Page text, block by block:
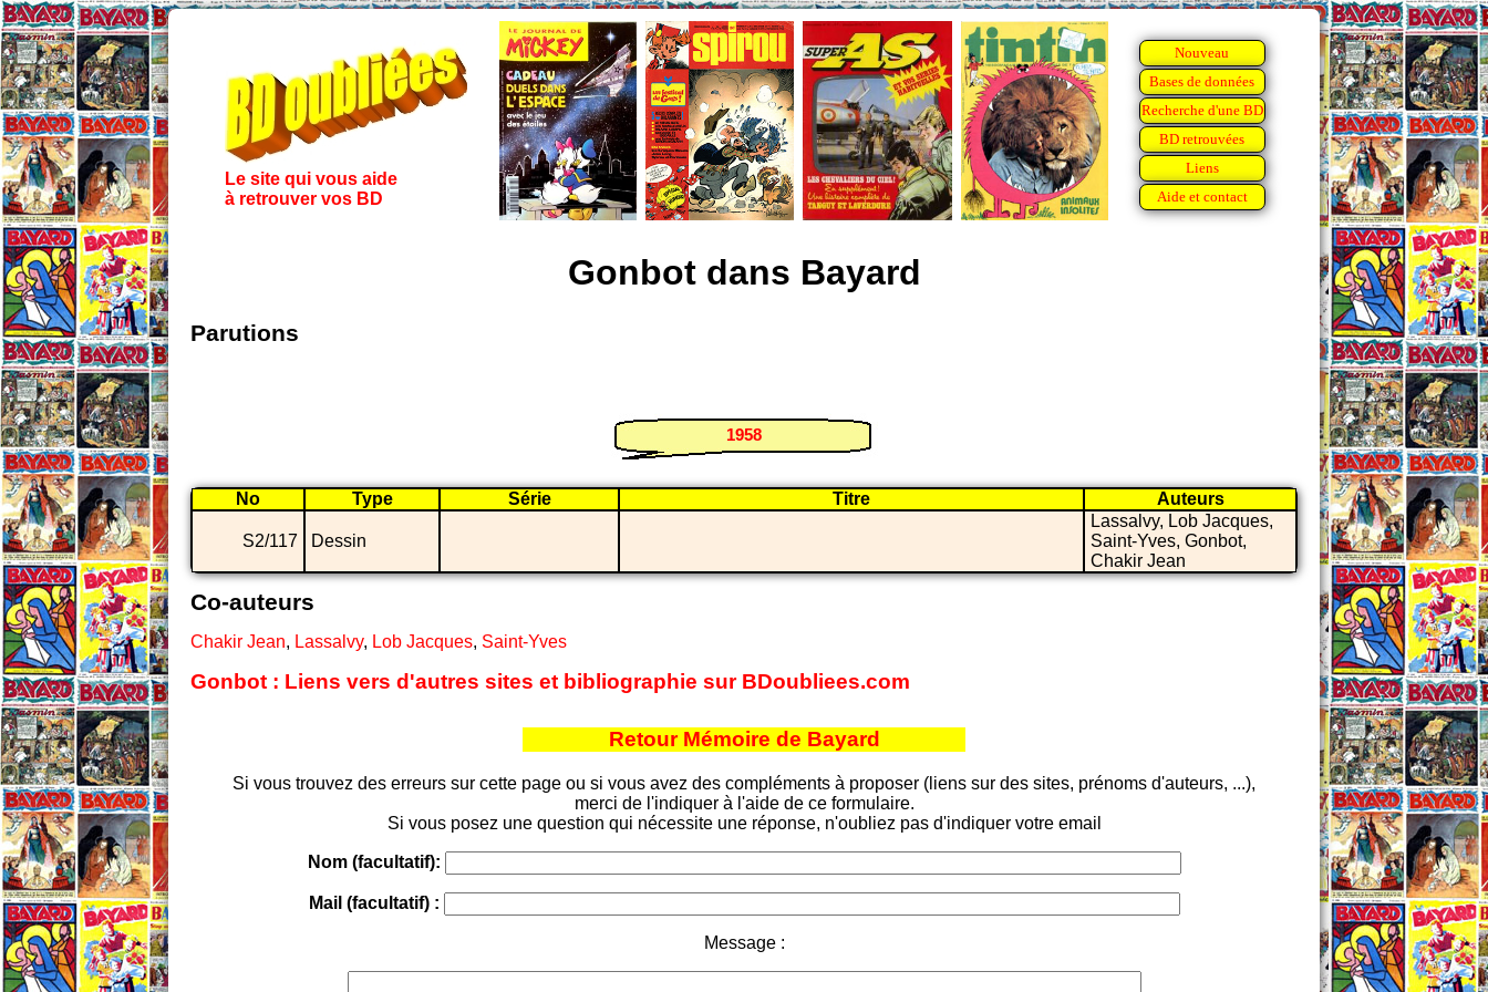
Le site qui vous aide
à retrouver vos BD
Nouveau
Bases de données
Recherche d'une BD
BD retrouvées
Liens
Aide et contact
Gonbot dans Bayard
Parutions
1958
No Type Série Titre Auteurs
S2/117 Dessin
Lassalvy, Lob Jacques,
Saint-Yves, Gonbot,
Chakir Jean
Co-auteurs
Chakir Jean, Lassalvy, Lob Jacques, Saint-Yves
Gonbot : Liens vers d'autres sites et bibliographie sur BDoubliees.com
Retour Mémoire de Bayard
Si vous trouvez des erreurs sur cette page ou si vous avez des compléments à proposer (liens sur des sites, prénoms d'auteurs, ...),
merci de l'indiquer à l'aide de ce formulaire.
Si vous posez une question qui nécessite une réponse, n'oubliez pas d'indiquer votre email
Nom (facultatif):
Mail (facultatif) :
Message :